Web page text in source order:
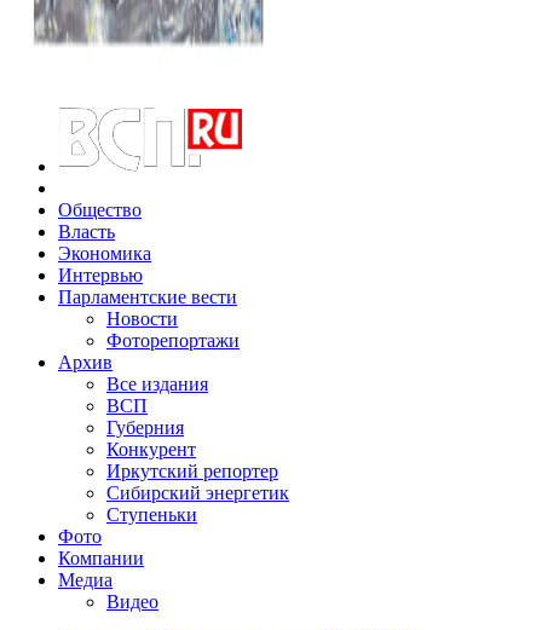
Общество
Власть
Экономика
Интервью
Парламентские вести
Новости
Фоторепортажи
Архив
Все издания
ВСП
Губерния
Конкурент
Иркутский репортер
Сибирский энергетик
Ступеньки
Фото
Компании
Медиа
Видео